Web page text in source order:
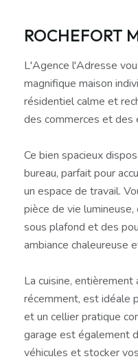
ROCHEFORT
L'Agence l'Adresse
magnifique maison
résidentiel calme et
des commerces et des
Ce bien spacieux
bureau, parfait pour
un espace de travail.
pièce de vie
sous plafond et des
ambiance chaleureuse
La cuisine,
récemment, est idéale
et un cellier pratique
garage est également
véhicules et stocker